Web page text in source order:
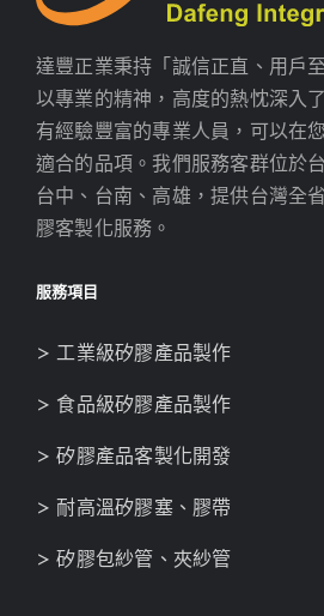
達豐正業秉持「誠信正直、用戶
以專業的精神，高度的熱忱深入
有經驗豐富的專業人員，可以在
適合的品項。我們服務客群位於
台中、台南、高雄，提供台灣全
膠客製化服務。
服務項目
> 工業級矽膠產品製作
> 食品級矽膠產品製作
> 矽膠產品客製化開發
> 耐高溫矽膠塞、膠帶
> 矽膠包紗管、夾紗管